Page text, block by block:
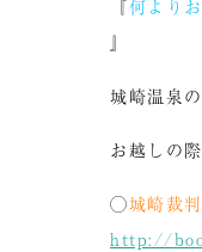
『何より
』
城崎温泉
お越しの
◯城崎裁
http://